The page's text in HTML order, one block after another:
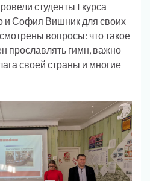
студенты I курса
и София Вишник для своих
вопросы: что такое
прославлять гимн, важно
своей страны и многие